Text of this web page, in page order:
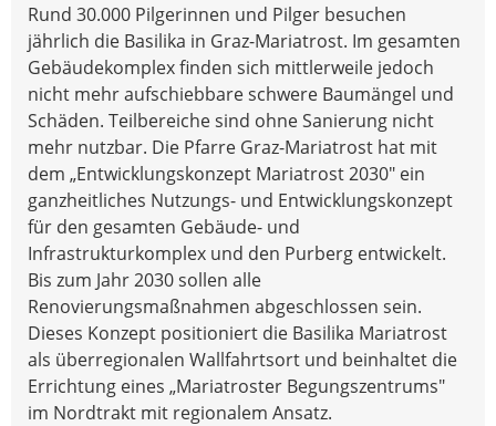
Rund 30.000 Pilgerinnen und Pilger besuchen
jährlich die Basilika in Graz-Mariatrost. Im gesamten
Gebäudekomplex finden sich mittlerweile jedoch
nicht mehr aufschiebbare schwere Baumängel und
Schäden. Teilbereiche sind ohne Sanierung nicht
mehr nutzbar. Die Pfarre Graz-Mariatrost hat mit
dem „Entwicklungskonzept Mariatrost 2030" ein
ganzheitliches Nutzungs- und Entwicklungskonzept
für den gesamten Gebäude- und
Infrastrukturkomplex und den Purberg entwickelt.
Bis zum Jahr 2030 sollen alle
Renovierungsmaßnahmen abgeschlossen sein.
Dieses Konzept positioniert die Basilika Mariatrost
als überregionalen Wallfahrtsort und beinhaltet die
Errichtung eines „Mariatroster Begungszentrums"
im Nordtrakt mit regionalem Ansatz.